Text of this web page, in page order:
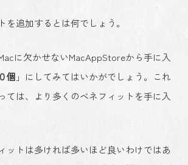
を追加するとは何でしょう。
に欠かせないMacAppStoreから手に入
個 」にしてみてはいかがでしょう。これ
ては、より多くのベネフィットを手に入
ットは多ければ多いほど良いわけではあ